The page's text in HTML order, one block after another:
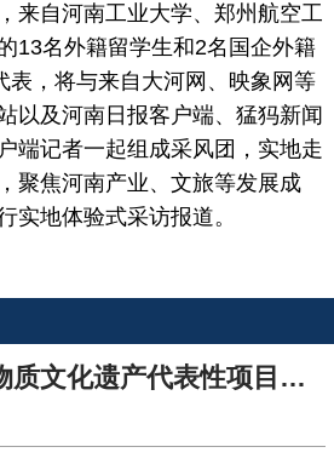
来自河南工业大学、郑州航空工
13名外籍留学生和2名国企外籍
表，将与来自大河网、映象网等
以及河南日报客户端、猛犸新闻
端记者一起组成采风团，实地走
聚焦河南产业、文旅等发展成
实地体验式采访报道。
河南省国家级非物质文化遗产代表性项目达113个